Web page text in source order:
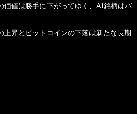
価値は勝手に下がってゆく、AI銘柄はバ
上昇とビットコインの下落は新たな長期